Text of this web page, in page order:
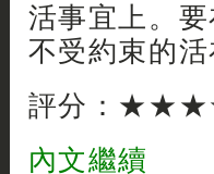
活事宜上。
不受約束的
評分：
內文繼續